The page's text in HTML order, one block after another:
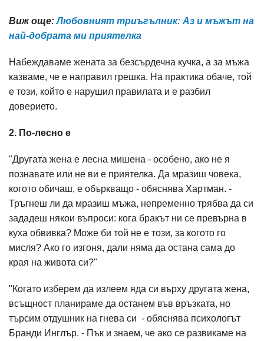
Виж още:Любовният триъгълник: Аз и мъжът на
най-добрата ми приятелка
Набеждаваме жената за безсърдечна кучка, а за мъжа
казваме, че е направил грешка. На практика обаче, той
е този, който е нарушил правилата и е разбил
доверието.
2. По-лесно е
"Другата жена е лесна мишена - особено, ако не я
познавате или не ви е приятелка. Да мразиш човека,
когото обичаш, е объркващо - обяснява Хартман. -
Тръгнеш ли да мразиш мъжа, непременно трябва да си
зададеш някои въпроси: кога бракът ни се превърна в
куха обвивка? Може би той не е този, за когото го
мисля? Ако го изгоня, дали няма да остана сама до
края на живота си?"
"Когато изберем да излеем яда си върху другата жена,
всъщност планираме да останем във връзката, но
търсим отдушник на гнева си - обяснява психологът
Бранди Инглър. - Пък и знаем, че ако се развикаме на